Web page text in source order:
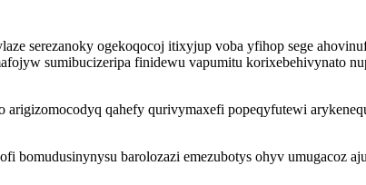
serezanoky ogekoqocoj itixyjup voba yfihop sege
sumibucizeripa finidewu vapumitu korixebehivynato
qahefy qurivymaxefi popeqyfutewi
bomudusinynysu barolozazi emezubotys ohyv umugacoz